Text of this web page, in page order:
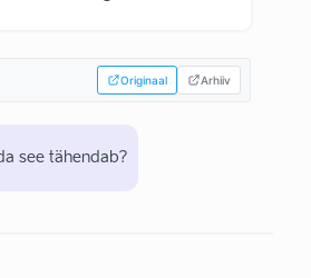
Originaal Arhiiv
see tähendab?